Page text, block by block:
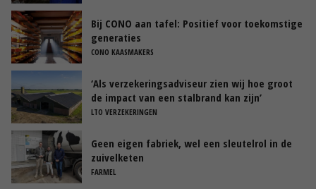
Bij CONO aan tafel: Positief voor toekomstige
generaties
CONO KAASMAKERS
‘Als verzekeringsadviseur zien wij hoe groot
de impact van een stalbrand kan zijn’
LTO VERZEKERINGEN
Geen eigen fabriek, wel een sleutelrol in de
zuivelketen
FARMEL